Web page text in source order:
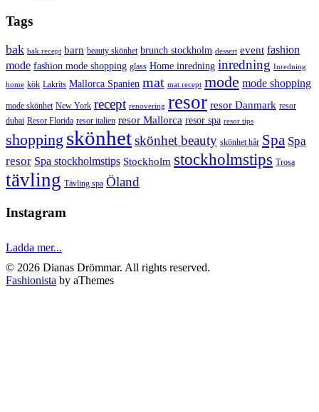
Tags
bak bak recept barn beauty skönhet brunch stockholm dessert event fashion
mode fashion mode shopping glass Home inredning inredning Inredning
home kök Lakrits Mallorca Spanien mat mat recept mode mode shopping
mode skönhet New York recept renovering resor resor Danmark resor
dubai Resor Florida resor italien resor Mallorca resor spa resor tips
shopping skönhetskönhet beauty skönhet hår Spa Spa
resor Spa stockholmstips Stockholm stockholmstips Trosa
tävling Tävling spa Öland
Instagram
Ladda mer...
© 2026 Dianas Drömmar. All rights reserved.
Fashionista by aThemes